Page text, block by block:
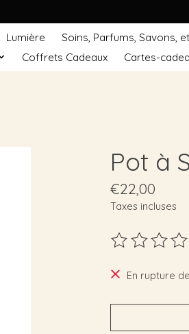
Lumière Soins, Parfums, Savons,
Coffrets Cadeaux Cartes-
Pot à
€22,00
Taxes incluses
Ce produit
En rupture